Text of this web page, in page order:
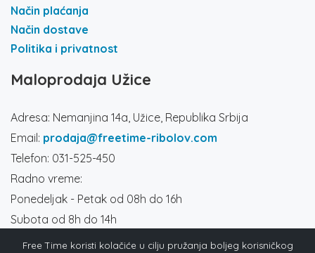
Način plaćanja
Način dostave
Politika i privatnost
Maloprodaja Užice
Adresa: Nemanjina 14a, Užice, Republika Srbija
Email: prodaja@freetime-ribolov.com
Telefon: 031-525-450
Radno vreme:
Ponedeljak - Petak od 08h do 16h
Subota od 8h do 14h
Društvene mreže
Free Time koristi kolačiće u cilju pružanja boljeg korisničkog